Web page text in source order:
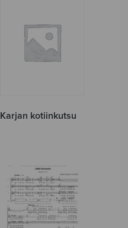
Karjan kotiinkutsu